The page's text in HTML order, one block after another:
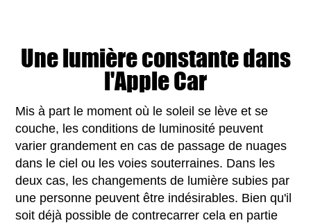
Une lumière constante dans
l'Apple Car
Mis à part le moment où le soleil se lève et se
couche, les conditions de luminosité peuvent
varier grandement en cas de passage de nuages ​​
dans le ciel ou les voies souterraines. Dans les
deux cas, les changements de lumière subies par
une personne peuvent être indésirables. Bien qu'il
soit déjà possible de contrecarrer cela en partie